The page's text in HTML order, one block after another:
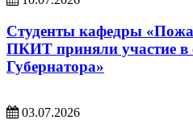
Студенты кафедры
ПКИТ приняли участие в
Губернатора»
03.07.2026